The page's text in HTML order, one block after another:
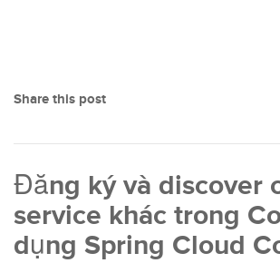
Share this post
Đăng ký và discover
service khác trong
dụng Spring Cloud